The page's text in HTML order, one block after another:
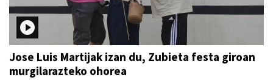
Jose Luis Martijak izan du, Zubieta festa giroan
murgilarazteko ohorea